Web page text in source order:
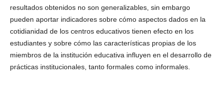
resultados obtenidos no son generalizables, sin embargo
pueden aportar indicadores sobre cómo aspectos dados en la
cotidianidad de los centros educativos tienen efecto en los
estudiantes y sobre cómo las características propias de los
miembros de la institución educativa influyen en el desarrollo de
prácticas institucionales, tanto formales como informales.